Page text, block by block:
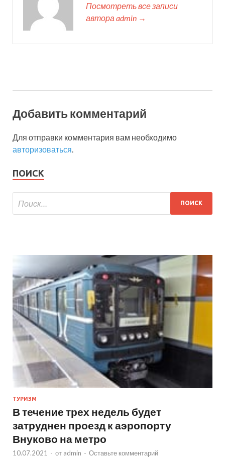
Посмотреть все записи
автора admin →
Добавить комментарий
Для отправки комментария вам необходимо
авторизоваться.
ПОИСК
ТУРИЗМ
В течение трех недель будет
затруднен проезд к аэропорту
Внуково на метро
10.07.2021 - от admin - Оставьте комментарий